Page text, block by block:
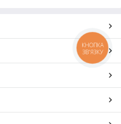
КНОПКА
ЗВ'ЯЗКУ